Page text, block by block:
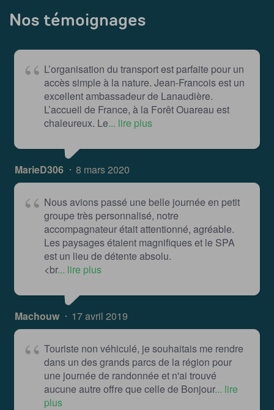
Nos témoignages
L’organisation du transport est parfaite pour un
accès simple à la nature. Jean-Francois est un
excellent ambassadeur de Lanaudière.
L’accueil de France, à la Forêt Ouareau est
chaleureux. Le... lire plus
MarieD306 8 mars 2020
Nous avions passé une belle journée en petit
groupe très personnalisé, notre
accompagnateur était attentionné, agréable.
Les paysages étaient magnifiques et le SPA
est un lieu de détente absolu.
<br... lire plus
Machouw 17 avril 2019
Touriste non véhiculé, je souhaitais me rendre
dans un des grands parcs de la région pour
une journée de randonnée et n'ai trouvé
aucune autre offre que celle de Bonjour... lire
plus